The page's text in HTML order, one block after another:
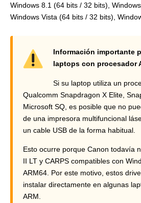
Windows 8.1 (64 bits / 32 bits),
Windows Vista (64 bits / 32 bits),
Información importante
laptops con procesador
Si su laptop utiliza un
Qualcomm Snapdragon X Elite,
Microsoft SQ, es posible que no
de una impresora multifuncional
un cable USB de la forma habitual.
Esto ocurre porque Canon todavía
II LT y CARPS compatibles con
ARM64. Por este motivo, estos
instalar directamente en algunas
ARM.